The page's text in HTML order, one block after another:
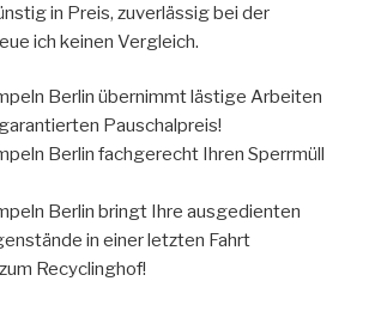
in Preis, zuverlässig bei der
ich keinen Vergleich.
Berlin übernimmt lästige Arbeiten
Pauschalpreis!
Berlin fachgerecht Ihren Sperrmüll
Berlin bringt Ihre ausgedienten
in einer letzten Fahrt
Recyclinghof!